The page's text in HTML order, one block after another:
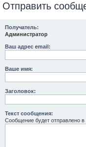
Отправить
Получатель:
Администратор
Ваш адрес email:
Ваше имя:
Заголовок:
Текст сообщения:
Сообщение будет отправлено в